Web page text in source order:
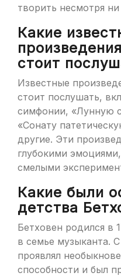
творить несмотря ни
Какие
стоит
Известные
стоит послушать,
симфонии, «Лунную
«Сонату
другие. Эти
глубокими
смелыми
Какие были
детства
Бетховен родился в
в семье музыканта.
проявлял
способности и был